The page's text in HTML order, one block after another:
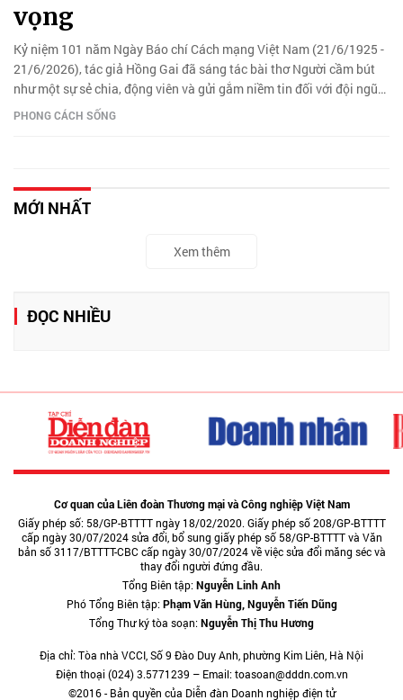
vọng
Kỷ niệm 101 năm Ngày Báo chí Cách mạng Việt Nam (21/6/1925 -
21/6/2026), tác giả Hồng Gai đã sáng tác bài thơ Người cầm bút
như một sự sẻ chia, động viên và gửi gắm niềm tin đối với đội ngũ
những người làm báo.
PHONG CÁCH SỐNG
MỚI NHẤT
Xem thêm
ĐỌC NHIỀU
Cơ quan của Liên đoàn Thương mại và Công nghiệp Việt Nam
Giấy phép số: 58/GP-BTTTT ngày 18/02/2020. Giấy phép số 208/GP-BTTTT
cấp ngày 30/07/2024 sửa đổi, bổ sung giấy phép số 58/GP-BTTTT và Văn
bản số 3117/BTTTT-CBC cấp ngày 30/07/2024 về việc sửa đổi măng séc và
thay đổi người đứng đầu.
Tổng Biên tập:Nguyễn Linh Anh
Phó Tổng Biên tập:Phạm Văn Hùng, Nguyễn Tiến Dũng
Tổng Thư ký tòa soạn:Nguyễn Thị Thu Hương
Địa chỉ: Tòa nhà VCCI, Số 9 Đào Duy Anh, phường Kim Liên, Hà Nội
Điện thoại (024) 3.5771239 – Email: toasoan@dddn.com.vn
©2016 - Bản quyền của Diễn đàn Doanh nghiệp điện tử